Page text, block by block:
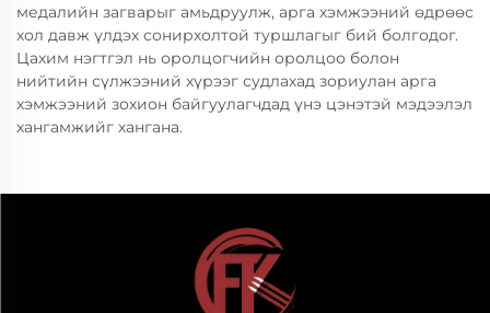
медалийн загварыг амьдруулж, арга хэмжээний өдрөөс
хол давж үлдэх сонирхолтой туршлагыг бий болгодог.
Цахим нэгтгэл нь оролцогчийн оролцоо болон
нийтийн сүлжээний хүрээг судлахад зориулан арга
хэмжээний зохион байгуулагчдад үнэ цэнэтэй мэдээлэл
хангамжийг хангана.